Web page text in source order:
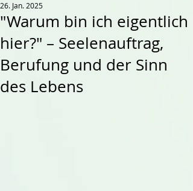
"Warum bin ich eigentlich
hier?" – Seelenauftrag,
Berufung und der Sinn
des Lebens
26. Jan. 2025